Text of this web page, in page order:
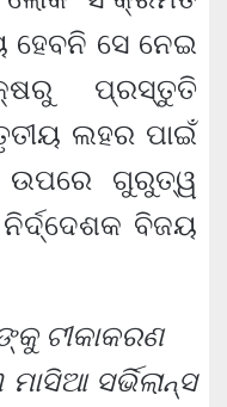
ହେବନି ସେ ନେଇ
ପ୍ରସ୍ତୁତି
ଲହର ପାଇଁ
ଉପରେ ଗୁରୁତ୍ୱ
ବିଜୟ
ଟୀକାକରଣ
ସର୍ଭିଲାନ୍ସ